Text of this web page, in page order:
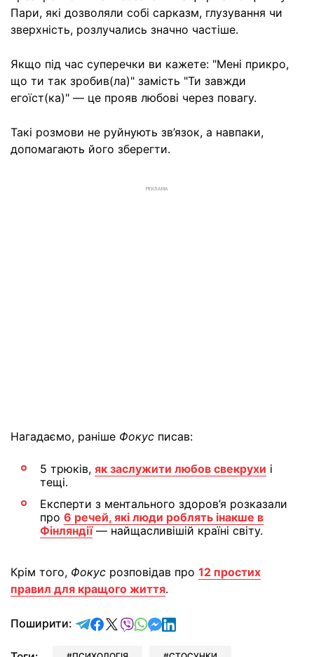
Пари, які дозволяли собі сарказм, глузування чи
зверхність, розлучались значно частіше.
Якщо під час суперечки ви кажете: "Мені прикро,
що ти так зробив(ла)" замість "Ти завжди
егоїст(ка)" — це прояв любові через повагу.
Такі розмови не руйнують зв’язок, а навпаки,
допомагають його зберегти.
РЕКЛАМА
Нагадаємо, раніше Фокус писав:
5 трюків, як заслужити любов свекрухи і
тещі.
Експерти з ментального здоров’я розказали
про 6 речей, які люди роблять інакше в
Фінляндії— найщасливішій країні світу.
Крім того, Фокус розповідав про 12 простих
правил для кращого життя.
Поширити: відправити у Telegram
поділитись у Facebook
поділитись у X
відправити у Viber
відправити у Whatsapp
відправити у Messenger
відправити у LinkedIn